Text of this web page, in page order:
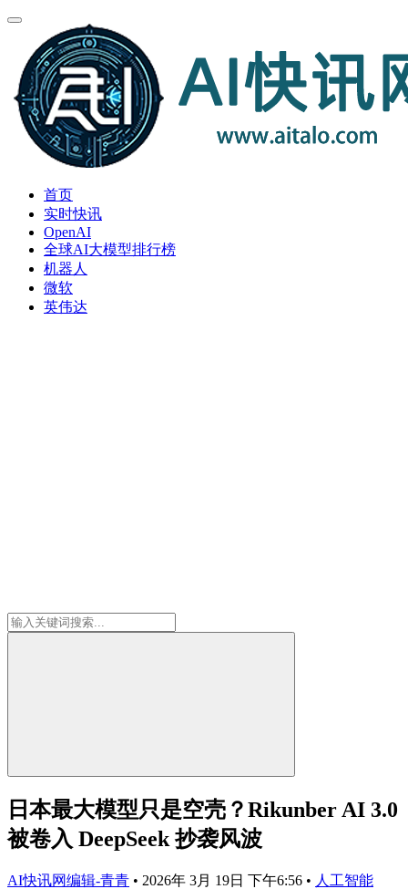
首页
实时快讯
OpenAI
全球AI大模型排行榜
机器人
微软
英伟达
日本最大模型只是空壳？Rikunber AI 3.0
被卷入 DeepSeek 抄袭风波
AI快讯网编辑-青青 • 2026年 3月 19日 下午6:56 • 人工智能